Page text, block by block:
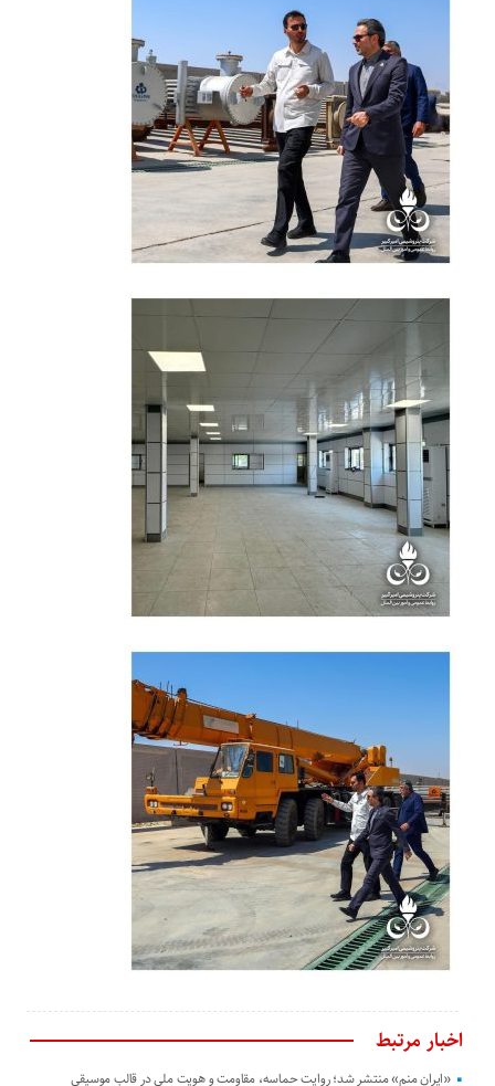
اخبار مرتبط
«ایران منم» منتشر شد؛ روایت حماسه، مقاومت و هویت ملی در قالب موسیقی